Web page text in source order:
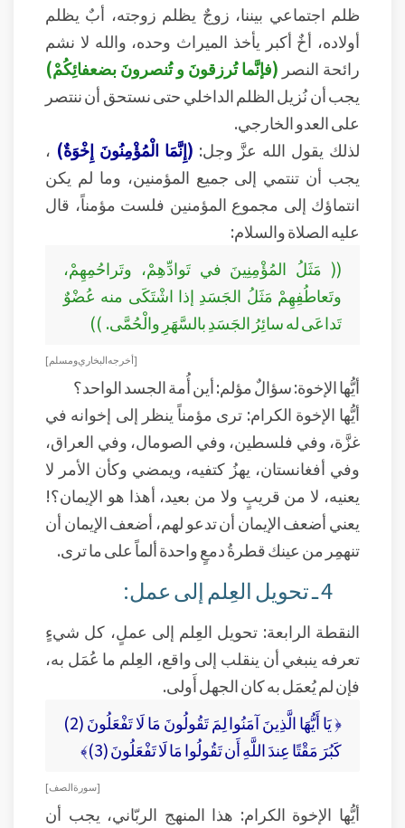
ظلم اجتماعي بيننا، زوجٌ يظلم زوجته، أبٌ يظلم
أولاده، أخٌ أكبر يأخذ الميراث وحده، والله لا نشم
رائحة النصر (فإنَّما تُرزقونَ و تُنصرونَ بضعفائِكُمْ)
يجب أن نُزيل الظلم الداخلي حتى نستحق أن ننتصر
على العدو الخارجي.
لذلك يقول الله عزَّ وجل: (إِنَّمَا الْمُؤْمِنُونَ إِخْوَةٌ) ،
يجب أن تنتمي إلى جميع المؤمنين، وما لم يكن
انتماؤك إلى مجموع المؤمنين فلست مؤمناً، قال
عليه الصلاة والسلام:
(( مَثَلُ المُؤْمِنِينَ في تَوادِّهِمْ، وتَراحُمِهِمْ،
وتَعاطُفِهِمْ مَثَلُ الجَسَدِ إذا اشْتَكَى منه عُضْوٌ
تَداعَى له سائِرُ الجَسَدِ بالسَّهَرِ والْحُمَّى. ))
[ أخرجه البخاري ومسلم ]
أيُّها الإخوة: سؤالٌ مؤلم: أين أُمة الجسد الواحد؟
أيُّها الإخوة الكرام: ترى مؤمناً ينظر إلى إخوانه في
غزَّة، وفي فلسطين، وفي الصومال، وفي العراق،
وفي أفغانستان، يهزُ كتفيه، ويمضي وكأن الأمر لا
يعنيه، لا من قريبٍ ولا من بعيد، أهذا هو الإيمان؟!
يعني أضعف الإيمان أن تدعو لهم، أضعف الإيمان أن
تنهمِر من عينك قطرةُ دمعٍ واحدة ألماً على ما ترى.
4 ـ تحويل العِلم إلى عمل:
النقطة الرابعة: تحويل العِلم إلى عملٍ، كل شيءٍ
تعرفه ينبغي أن ينقلب إلى واقع، العِلم ما عُمَل به،
فإن لم يُعمَل به كان الجهل أَولى.
﴿ يَا أَيُّهَا الَّذِينَ آمَنُوا لِمَ تَقُولُونَ مَا لَا تَفْعَلُونَ (2)
كَبُرَ مَقْتًا عِندَ اللَّهِ أَن تَقُولُوا مَا لَا تَفْعَلُونَ (3)﴾
[ سورة الصف ]
أيُّها الإخوة الكرام: هذا المنهج الربّاني، يجب أن